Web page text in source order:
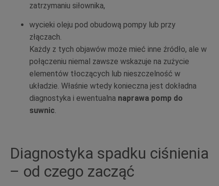
zatrzymaniu siłownika,
wycieki oleju pod obudową pompy lub przy
złączach.
Każdy z tych objawów może mieć inne źródło, ale w
połączeniu niemal zawsze wskazuje na zużycie
elementów tłoczących lub nieszczelność w
układzie. Właśnie wtedy konieczna jest dokładna
diagnostyka i ewentualna naprawa pomp do
suwnic.
Diagnostyka spadku ciśnienia
– od czego zacząć